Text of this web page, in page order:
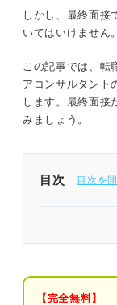
※AIの特性上、
と併せてご確認
しかし、最終面接
いてはいけません。
この記事では、転
アコンサルタント
します。最終面接
みましょう。
目次
就活
て本
【完全無料】